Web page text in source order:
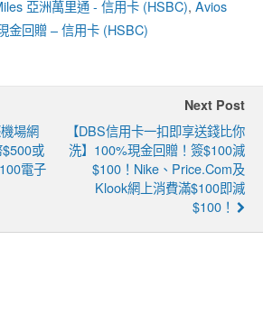
亞洲萬里通 - 信用卡 (HSBC), Avios
金回贈 – 信用卡 (HSBC)
場網
或
電子
Next Post
【DBS信用卡一扣即享送錢比你
洗】100%現金回贈！簽$100減
$100！Nike、Price.com及
Klook網上消費滿$100即減
$100！